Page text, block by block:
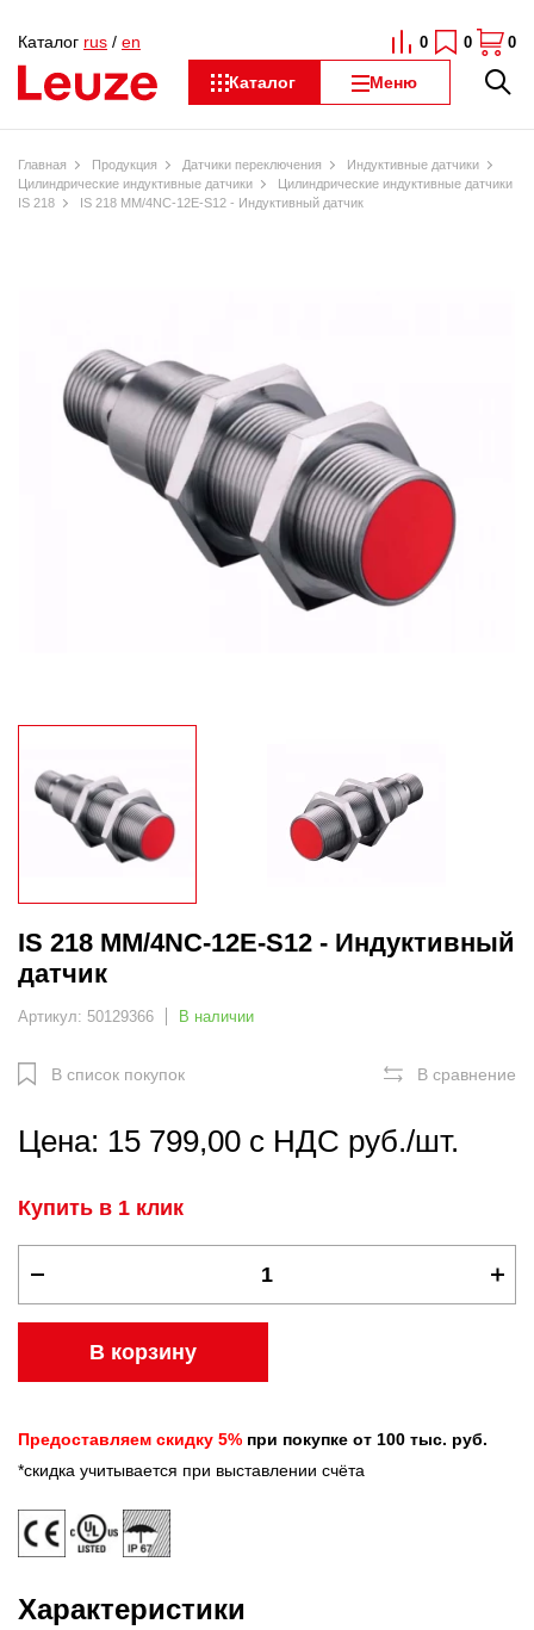
Каталог Меню
Каталог rus / en 0 0 0
Главная Продукция Датчики переключения
Индуктивные датчики
Цилиндрические индуктивные датчики
Цилиндрические индуктивные датчики
IS 218
IS 218 MM/4NC-12E-S12 - Индуктивный датчик
IS 218 MM/4NC-12E-S12 - Индуктивный
датчик
Артикул: 50129366 В наличии
В список покупок В сравнение
Цена: 15 799,00 с НДС руб./шт.
Купить в 1 клик
В корзину
Предоставляем скидку 5% при покупке от 100 тыс. руб.
*скидка учитывается при выставлении счёта
Характеристики